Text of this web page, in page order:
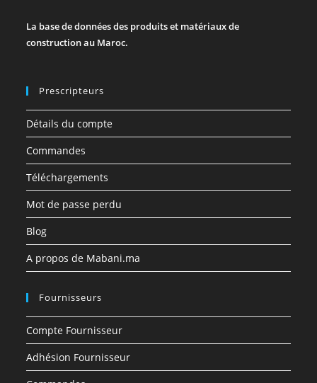
La base de données des produits et matériaux de
construction au Maroc.
Prescripteurs
Détails du compte
Commandes
Téléchargements
Mot de passe perdu
Blog
A propos de Mabani.ma
Fournisseurs
Compte Fournisseur
Adhésion Fournisseur